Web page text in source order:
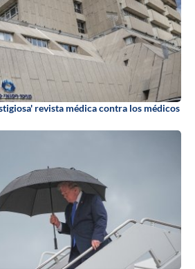
revista médica contra los médicos